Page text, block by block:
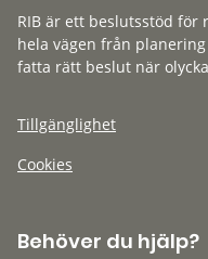
RIB är ett beslutsstöd för
hela vägen från
fatta rätt beslut när
Tillgänglighet
Cookies
Behöver du hjälp?